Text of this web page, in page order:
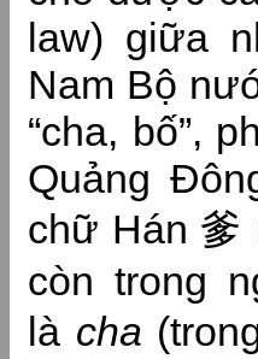
law) giữa
Nam Bộ
“cha, bố”,
Quảng
chữ Hán 爹
còn trong
là cha